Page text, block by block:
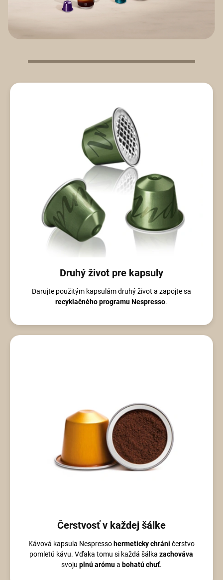
Druhý život pre kapsuly
Darujte použitým kapsulám druhý život a zapojte sa
recyklačného programu Nespresso.
Čerstvosť v každej šálke
Kávová kapsula Nespressohermeticky chráni čerstvo
pomletú kávu. Vďaka tomu si každá šálkazachováva
svoju plnú arómua bohatú chuť.